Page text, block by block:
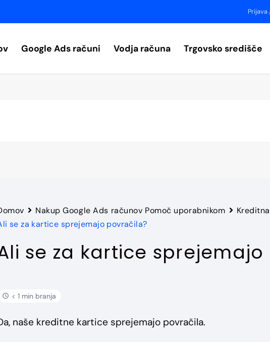
Prijava
Google Ads računi Vodja računa Trgovsko središče
Nakup Google Ads računov Pomoč uporabnikom
se za kartice sprejemajo povračila?
se za kartice
< 1 min branja
naše kreditne kartice sprejemajo povračila.